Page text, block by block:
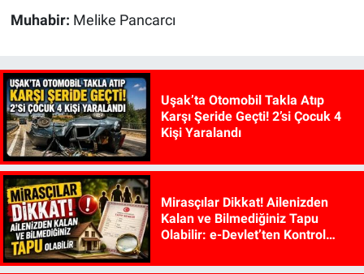
Muhabir: Melike Pancarcı
Uşak’ta Otomobil Takla Atıp
Karşı Şeride Geçti! 2’si Çocuk 4
Kişi Yaralandı
Mirasçılar Dikkat! Ailenizden
Kalan ve Bilmediğiniz Tapu
Olabilir: e-Devlet’ten Kontrol